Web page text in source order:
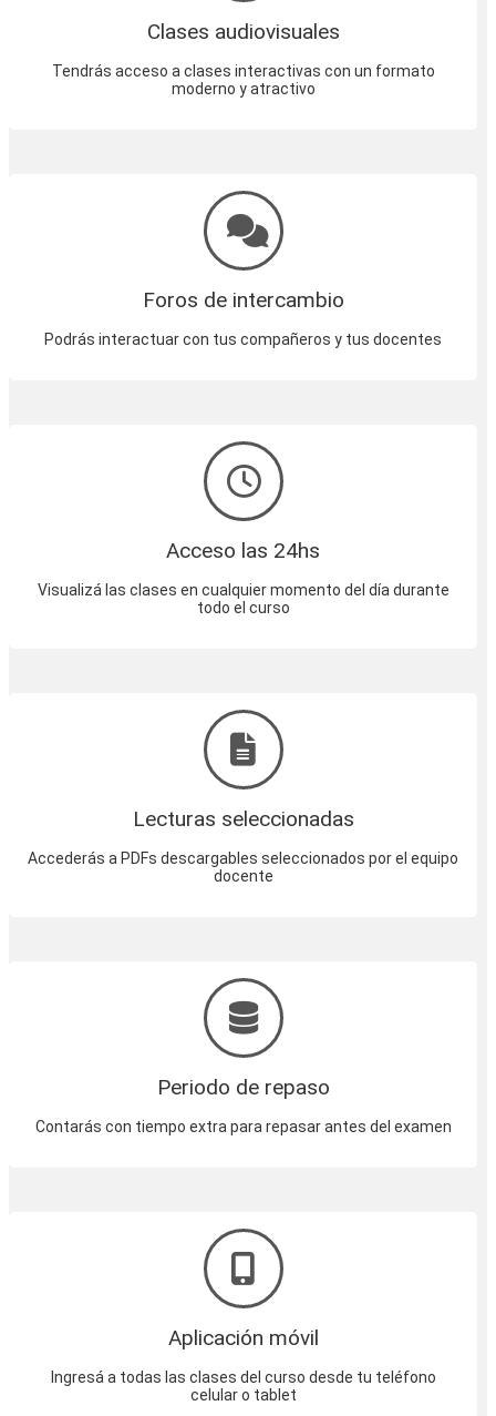
Clases audiovisuales
Tendrás acceso a clases interactivas con un formato
moderno y atractivo
Foros de intercambio
Podrás interactuar con tus compañeros y tus docentes
Acceso las 24hs
Visualizá las clases en cualquier momento del día durante
todo el curso
Lecturas seleccionadas
Accederás a PDFs descargables seleccionados por el equipo
docente
Periodo de repaso
Contarás con tiempo extra para repasar antes del examen
Aplicación móvil
Ingresá a todas las clases del curso desde tu teléfono
celular o tablet